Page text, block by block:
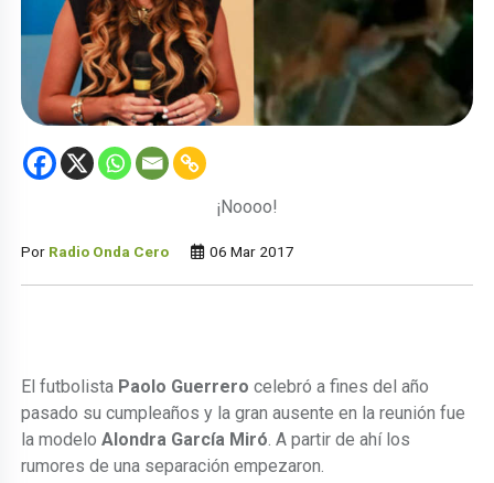
¡Noooo!
Por Radio Onda Cero 06 Mar 2017
El futbolista Paolo Guerrero celebró a fines del año
pasado su cumpleaños y la gran ausente en la reunión fue
la modeloAlondra García Miró . A partir de ahí los
rumores de una separación empezaron.